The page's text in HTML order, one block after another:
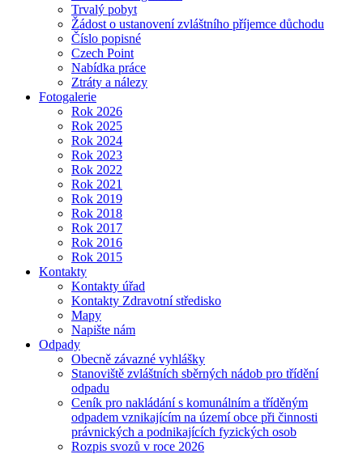
Trvalý pobyt
Žádost o ustanovení zvláštního příjemce důchodu
Číslo popisné
Czech Point
Nabídka práce
Ztráty a nálezy
Fotogalerie
Rok 2026
Rok 2025
Rok 2024
Rok 2023
Rok 2022
Rok 2021
Rok 2019
Rok 2018
Rok 2017
Rok 2016
Rok 2015
Kontakty
Kontakty úřad
Kontakty Zdravotní středisko
Mapy
Napište nám
Odpady
Obecně závazné vyhlášky
Stanoviště zvláštních sběrných nádob pro třídění
odpadu
Ceník pro nakládání s komunálním a tříděným
odpadem vznikajícím na území obce při činnosti
právnických a podnikajících fyzických osob
Rozpis svozů v roce 2026